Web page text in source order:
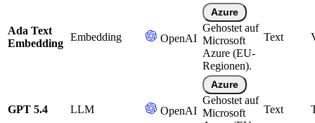
Ada Text
Embedding
Embedding OpenAI
Azure
Gehostet auf
Microsoft
Azure (EU-
Regionen).
Text
GPT 5.4 LLM OpenAI
Azure
Gehostet auf
Microsoft
Text